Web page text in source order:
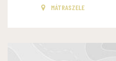
MÁTRASZELE